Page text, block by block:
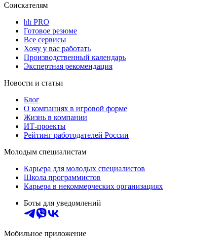
Соискателям
hh PRO
Готовое резюме
Все сервисы
Хочу у вас работать
Производственный календарь
Экспертная рекомендация
Новости и статьи
Блог
О компаниях в игровой форме
Жизнь в компании
ИТ-проекты
Рейтинг работодателей России
Молодым специалистам
Карьера для молодых специалистов
Школа программистов
Карьера в некоммерческих организациях
Боты для уведомлений
Мобильное приложение